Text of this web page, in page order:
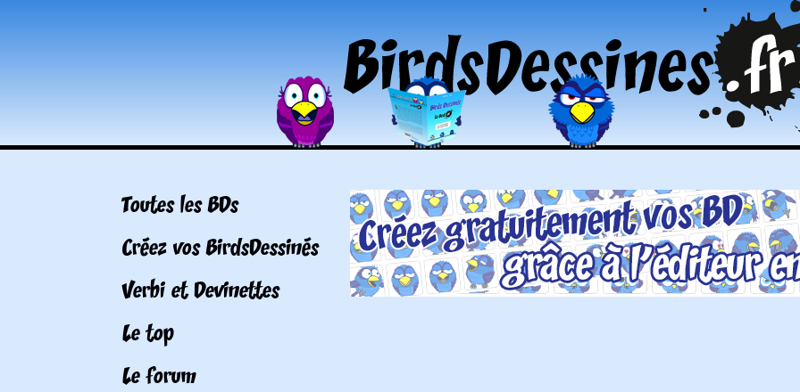
Toutes les BDs
Créez vos BirdsDessinés
Verbi et Devinettes
Le top
Le forum